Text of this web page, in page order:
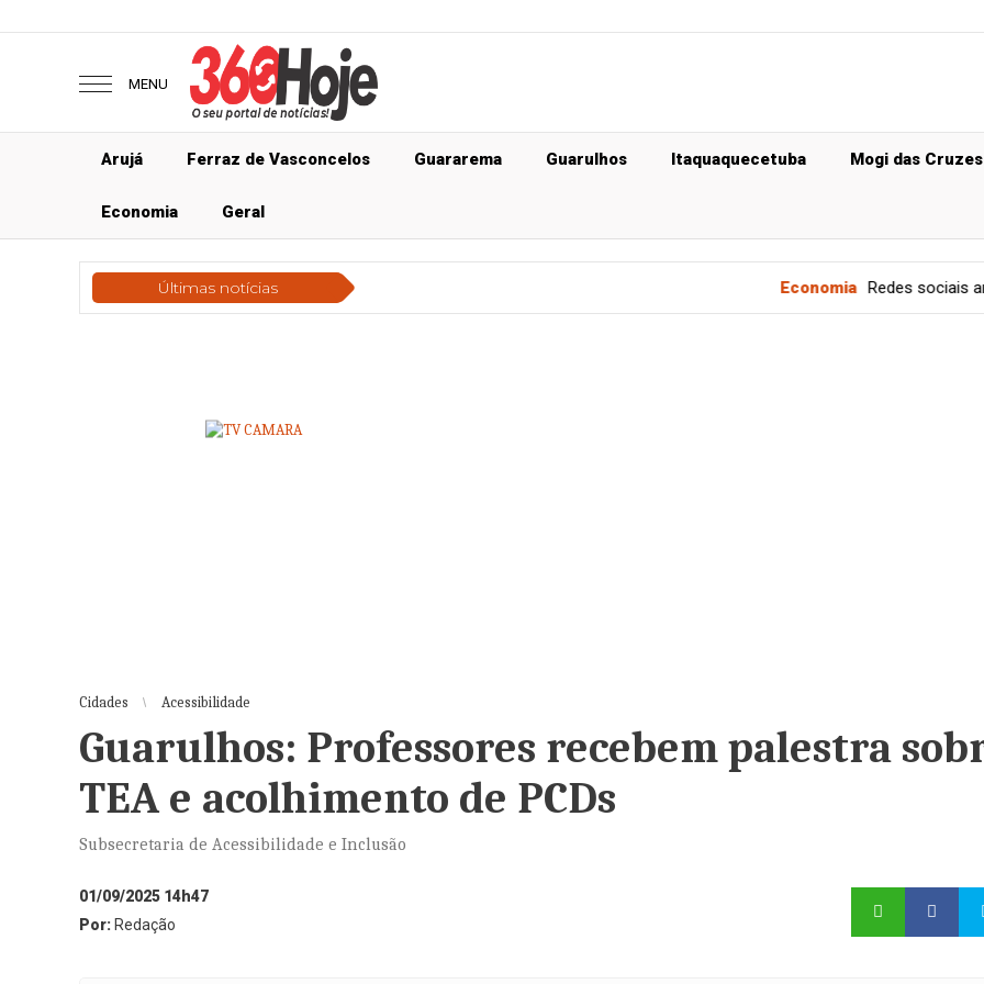
MENU
Arujá Ferraz de Vasconcelos Guararema Guarulhos Itaquaquecetuba Mogi das Cruzes
Economia Geral
Últimas notícias Economia Redes sociais ampliam
Cidades Acessibilidade
Guarulhos: Professores recebem palestra
TEA e acolhimento de PCDs
Subsecretaria de Acessibilidade e Inclusão
01/09/2025 14h47
Por: Redação